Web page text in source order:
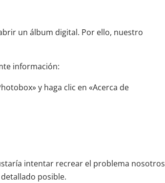
un álbum digital. Por ello, nuestro
información:
y haga clic en «Acerca de
intentar recrear el problema nosotros
posible.